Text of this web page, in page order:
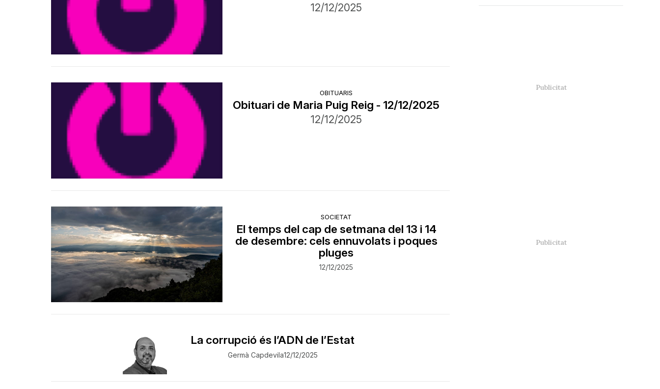
12/12/2025
OBITUARIS
Obituari de Maria Puig Reig - 12/12/2025
12/12/2025
SOCIETAT
El temps del cap de setmana del 13 i 14
de desembre: cels ennuvolats i poques
pluges
12/12/2025
La corrupció és l’ADN de l’Estat
Germà Capdevila12/12/2025